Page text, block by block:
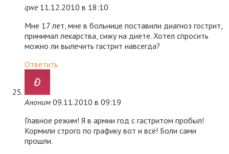
qwe 11.12.2010 в 18:10
Мне 17 лет, мне в больнице поставили диагноз гострит,
принимал лекарства, сижу на диете. Хотел спросить
можно ли вылечить гастрит навсегда?
Ответить
Аноним 09.11.2010 в 09:19
Главное режим! Я в армии год с гастритом пробыл!
Кормили строго по графику вот и всё! Боли сами
прошли.